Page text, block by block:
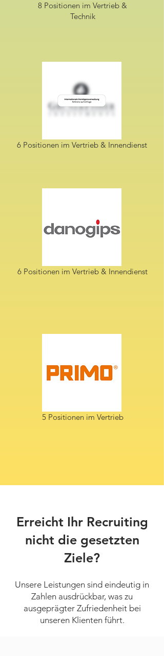
8 Positionen im Vertrieb &
Technik
6 Positionen im Vertrieb & Innendienst
6 Positionen im Vertrieb & Innendienst
5 Positionen im Vertrieb
Erreicht Ihr Recruiting
nicht die gesetzten
Ziele?
Unsere Leistungen sind eindeutig in
Zahlen ausdrückbar, was zu
ausgeprägter Zufriedenheit bei
unseren Klienten führt.